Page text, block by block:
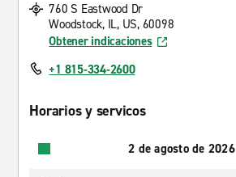
760 S Eastwood Dr
Woodstock, IL, US, 60098
Obtener indicaciones
+1 815-334-2600
Horarios y servicos
2 de agosto de 2026